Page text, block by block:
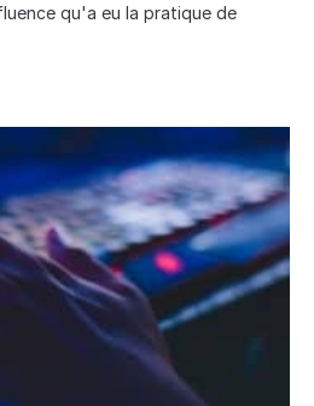
qu'a eu la pratique de